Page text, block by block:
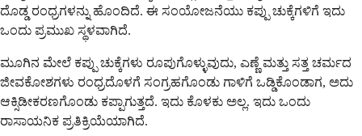
ದೊಡ್ಡ ರಂಧ್ರಗಳನ್ನು ಹೊಂದಿದೆ. ಈ ಸಂಯೋಜನೆಯು ಕಪ್ಪು ಚುಕ್ಕೆಗಳಿಗೆ ಇದು
ಒಂದು ಪ್ರಮುಖ ಸ್ಥಳವಾಗಿದೆ.
ಮೂಗಿನ ಮೇಲೆ ಕಪ್ಪು ಚುಕ್ಕೆಗಳು ರೂಪುಗೊಳ್ಳುವುದು, ಎಣ್ಣೆ ಮತ್ತು ಸತ್ತ ಚರ್ಮದ
ಜೀವಕೋಶಗಳು ರಂಧ್ರದೊಳಗೆ ಸಂಗ್ರಹಗೊಂಡು ಗಾಳಿಗೆ ಒಡ್ಡಿಕೊಂಡಾಗ, ಅದು
ಆಕ್ಸಿಡೀಕರಣಗೊಂಡು ಕಪ್ಪಾಗುತ್ತದೆ. ಇದು ಕೊಳಕು ಅಲ್ಲ. ಇದು ಒಂದು
ರಾಸಾಯನಿಕ ಪ್ರತಿಕ್ರಿಯೆಯಾಗಿದೆ.